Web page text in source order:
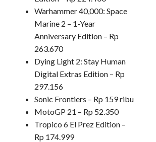
Warhammer 40,000: Space
Marine 2 – 1-Year
Anniversary Edition – Rp
263.670
Dying Light 2: Stay Human
Digital Extras Edition – Rp
297.156
Sonic Frontiers – Rp 159 ribu
MotoGP 21 – Rp 52.350
Tropico 6 El Prez Edition –
Rp 174.999